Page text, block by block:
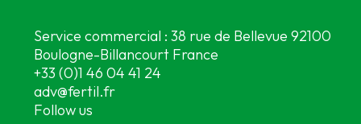
Service commercial : 38 rue de Bellevue 92100
Boulogne-Billancourt France
+33 (0)1 46 04 41 24
adv@fertil.fr
Follow us